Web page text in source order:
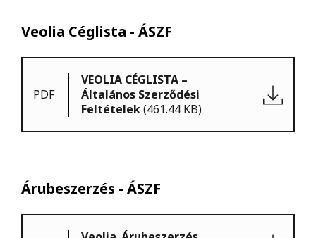
Veolia Céglista - ÁSZF
PDF
VEOLIA CÉGLISTA –
Általános Szerződési
Feltételek(461.44 KB)
Árubeszerzés - ÁSZF